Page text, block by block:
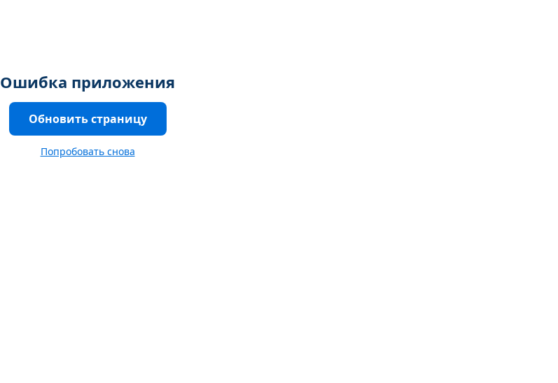
Ошибка приложения
Обновить страницу
Попробовать снова